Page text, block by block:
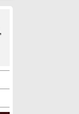
,